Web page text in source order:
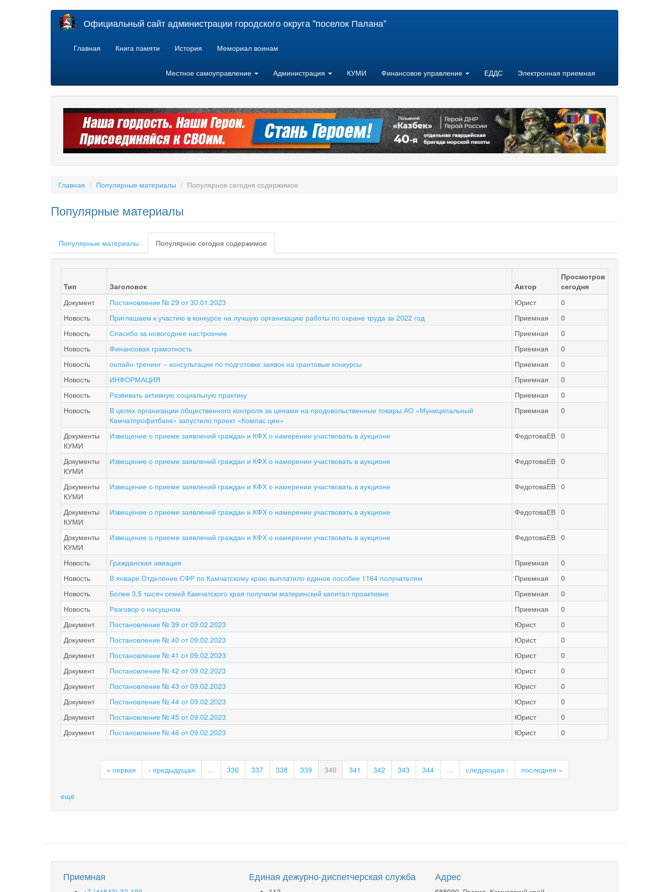
Официальный сайт администрации городского округа "поселок Палана"
Главная Книга памяти История Мемориал воинам
Местное самоуправление Администрация КУМИ Финансовое управление ЕДДС Электронная приемная
Главная Популярные материалы Популярное сегодня содержимое
Популярные материалы
Главные
вкладки
Популярные материалы Популярное сегодня содержимое
вкладка)
Тип Заголовок Автор
Просмотров
сегодня
Документ
Постановление № 29 от 30.01.2023 Юрист
0
Новость
Приглашаем к участию в конкурсе на лучшую организацию работы по охране труда за 2022 год Приемная
0
Новость
Спасибо за новогоднее настроение Приемная
0
Новость
Финансовая грамотность Приемная
0
Новость
онлайн-тренинг – консультации по подготовке заявок на грантовые конкурсы Приемная
0
Новость
ИНФОРМАЦИЯ Приемная
0
Новость
Развивать активную социальную практику Приемная
0
Новость
В целях организации общественного контроля за ценами на продовольственные товары АО «Муниципальный
Камчатпрофитбанк» запустило проект «Компас цен»
Приемная 0
Документы
КУМИ
Извещение о приеме заявлений граждан и КФХ о намерении участвовать в аукционе ФедотоваЕВ 0
Документы
КУМИ
Извещение о приеме заявлений граждан и КФХ о намерении участвовать в аукционе ФедотоваЕВ 0
Документы
КУМИ
Извещение о приеме заявлений граждан и КФХ о намерении участвовать в аукционе ФедотоваЕВ 0
Документы
КУМИ
Извещение о приеме заявлений граждан и КФХ о намерении участвовать в аукционе ФедотоваЕВ 0
Документы
КУМИ
Извещение о приеме заявлений граждан и КФХ о намерении участвовать в аукционе ФедотоваЕВ 0
Новость Гражданская авиация Приемная
0
Новость
В январе Отделение СФР по Камчатскому краю выплатило единое пособие 1164 получателям Приемная
0
Новость
Более 3,5 тысяч семей Камчатского края получили материнский капитал проактивно Приемная
0
Новость
Разговор о насущном Приемная
0
Документ
Постановление № 39 от 09.02.2023 Юрист
0
Документ
Постановление № 40 от 09.02.2023 Юрист
0
Документ
Постановление № 41 от 09.02.2023 Юрист
0
Документ
Постановление № 42 от 09.02.2023 Юрист
0
Документ
Постановление № 43 от 09.02.2023 Юрист
0
Документ
Постановление № 44 от 09.02.2023 Юрист
0
Документ
Постановление № 45 от 09.02.2023 Юрист
0
Документ
Постановление № 46 от 09.02.2023 Юрист 0
« первая ‹ предыдущая … 336 337 338 339 340 341 342 343 344 … следующая › последняя »
ещё
Приемная Единая дежурно-диспетчерская служба Адрес